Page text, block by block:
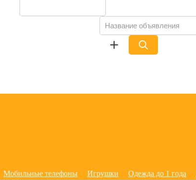
Мобильные телефоны Игрушки Одежда до 1 года